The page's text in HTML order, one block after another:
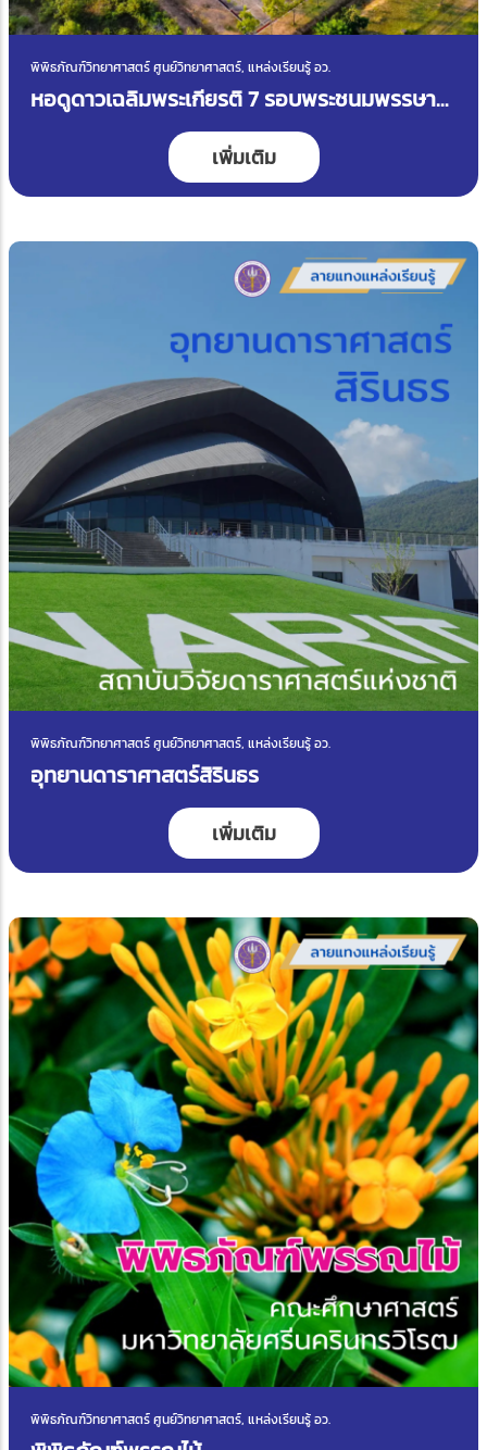
พิพิธภัณฑ์วิทยาศาสตร์ ศูนย์วิทยาศาสตร์, แหล่งเรียนรู้ อว.
หอดูดาวเฉลิมพระเกียรติ 7 รอบพระชนมพรรษา
เพิ่มเติม
พิพิธภัณฑ์วิทยาศาสตร์ ศูนย์วิทยาศาสตร์, แหล่งเรียนรู้ อว.
อุทยานดาราศาสตร์สิรินธร
เพิ่มเติม
พิพิธภัณฑ์วิทยาศาสตร์ ศูนย์วิทยาศาสตร์, แหล่งเรียนรู้ อว.